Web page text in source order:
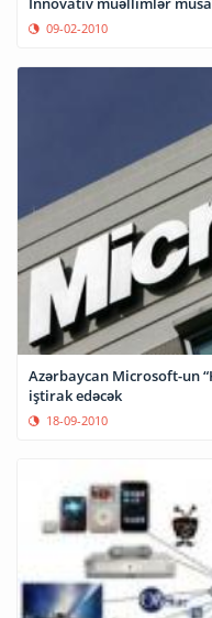
09-02-2010
Azərbaycan Microsoft-un
iştirak edəcək
18-09-2010